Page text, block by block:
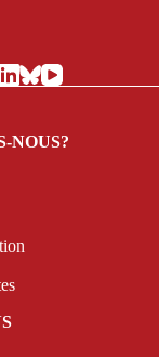
NOUS?